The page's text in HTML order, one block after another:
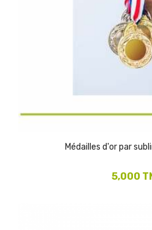
Médailles d'or par
5,000